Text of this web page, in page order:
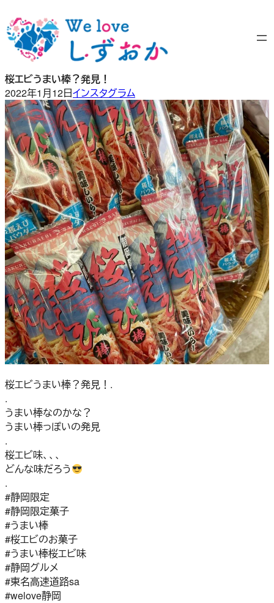
容
を
ッ
プ
桜エビうまい棒？発見！
2022年1月12日インスタグラム
桜エビうまい棒？発見！.
.
うまい棒なのかな？
うまい棒っぽいの発見
.
桜エビ味、、、
どんな味だろう
.
#静岡限定
#静岡限定菓子
#うまい棒
#桜エビのお菓子
#うまい棒桜エビ味
#静岡グルメ
#東名高速道路sa
#welove静岡